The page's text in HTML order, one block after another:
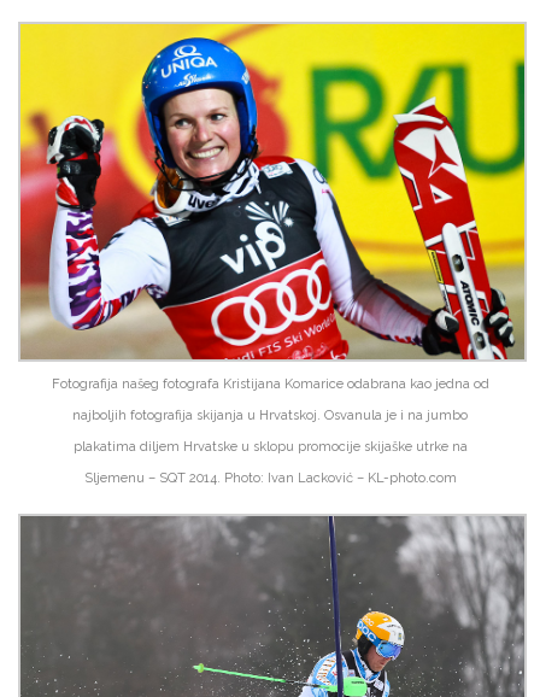
Fotografija našeg fotografa Kristijana Komarice odabrana kao jedna od
najboljih fotografija skijanja u Hrvatskoj. Osvanula je i na jumbo
plakatima diljem Hrvatske u sklopu promocije skijaške utrke na
Sljemenu – SQT 2014. Photo: Ivan Lacković – KL-photo.com